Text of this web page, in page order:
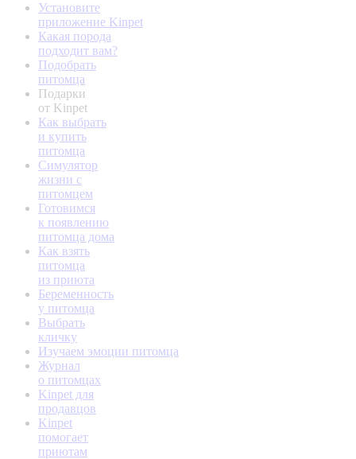
Установите
приложение Kinpet
Какая порода
подходит вам?
Подобрать
питомца
Подарки
от Kinpet
Как выбрать
и купить
питомца
Симулятор
жизни с
питомцем
Готовимся
к появлению
питомца дома
Как взять
питомца
из приюта
Беременность
у питомца
Выбрать
кличку
Изучаем эмоции питомца
Журнал
о питомцах
Kinpet для
продавцов
Kinpet
помогает
приютам